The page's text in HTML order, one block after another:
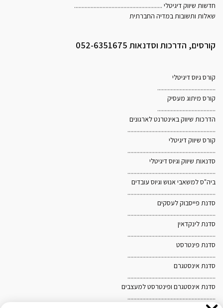
חדשות שיווק דיגיטלי ...........................................................
שאלות ותשובות במדיה החברתית
קורסים, הדרכות וסדנאות 052-6351675
קורס גיוס דיגיטלי
.......................................
קורס מיתוג מעסיק
.......................................
הדרכות שיווק באינטרנט לארגונים
...........................................................
קורס שיווק דיגיטלי
...........................................................
סדנאות שיווק וגיוס דיגיטלי
...........................................................
ביה"ס למשאבי אנוש וגיוס עובדים
...........................................................
סדנת פייסבוק לעסקים
...........................................................
סדנת לינקדאין
...........................................................
סדנת פינטרסט
...........................................................
סדנת אינסטגרם
...........................................................
סדנת אינסטגרם ופינטרסט למעצבים
...........................................................
חוויית הגלישה והתאמת תכנים ופרסומים. בלחיצה על "אישור"
ובהמשך השימוש באתר, אתם מסכימים לשימוש כאמור. לקריאת
מדיניות הפרטיות ומדיניות ה-Cookies